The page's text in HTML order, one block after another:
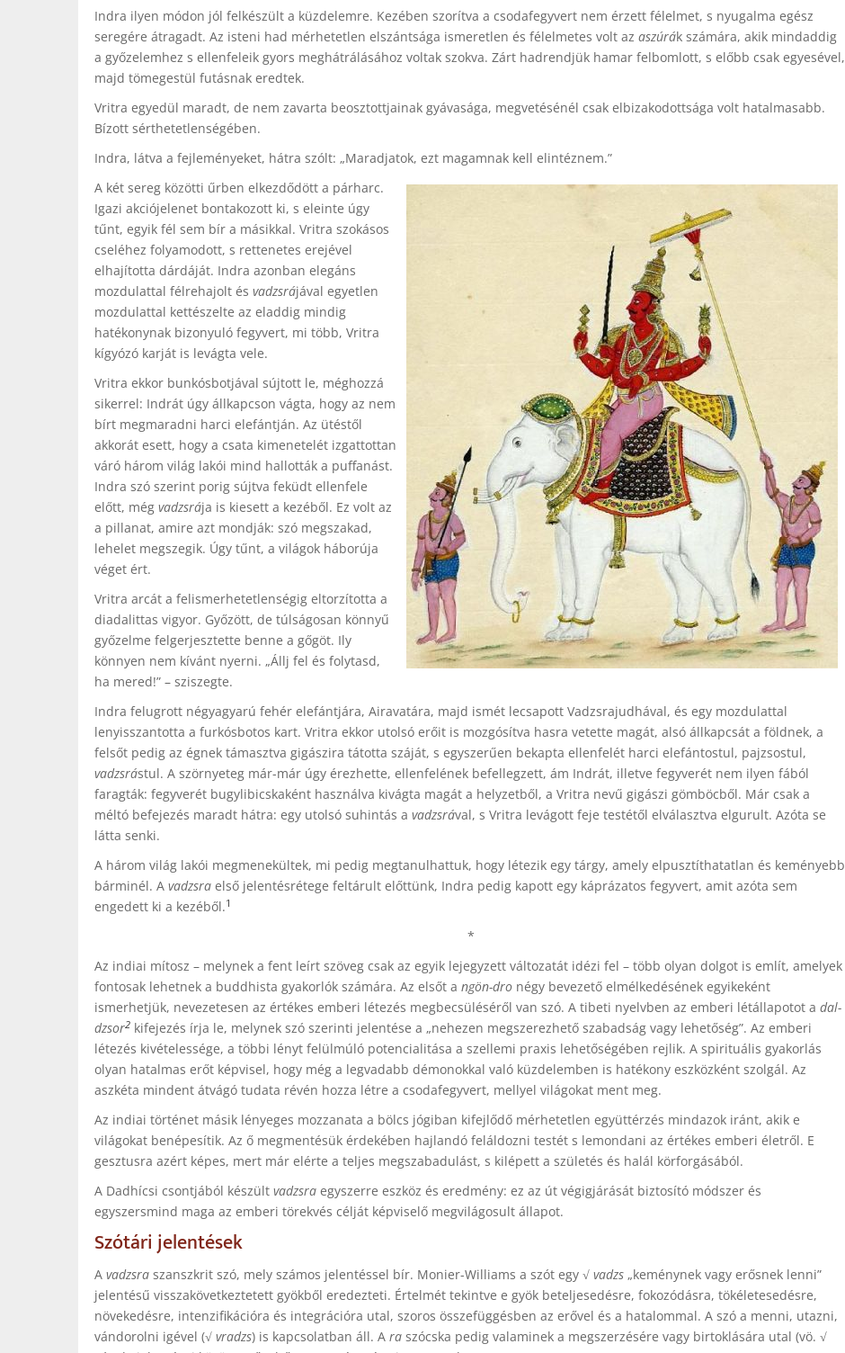
Indra ilyen módon jól felkészült a küzdelemre. Kezében szorítva a csodafegyvert nem érzett félelmet, s nyugalma egész
seregére átragadt. Az isteni had mérhetetlen elszántsága ismeretlen és félelmetes volt az aszúrák számára, akik mindaddig
a győzelemhez s ellenfeleik gyors meghátrálásához voltak szokva. Zárt hadrendjük hamar felbomlott, s előbb csak egyesével,
majd tömegestül futásnak eredtek.
Vritra egyedül maradt, de nem zavarta beosztottjainak gyávasága, megvetésénél csak elbizakodottsága volt hatalmasabb.
Bízott sérthetetlenségében.
Indra, látva a fejleményeket, hátra szólt: „Maradjatok, ezt magamnak kell elintéznem.”
A két sereg közötti űrben elkezdődött a párharc.
Igazi akciójelenet bontakozott ki, s eleinte úgy
tűnt, egyik fél sem bír a másikkal. Vritra szokásos
cseléhez folyamodott, s rettenetes erejével
elhajította dárdáját. Indra azonban elegáns
mozdulattal félrehajolt és vadzsrájával egyetlen
mozdulattal kettészelte az eladdig mindig
hatékonynak bizonyuló fegyvert, mi több, Vritra
kígyózó karját is levágta vele.
Vritra ekkor bunkósbotjával sújtott le, méghozzá
sikerrel: Indrát úgy állkapcson vágta, hogy az nem
bírt megmaradni harci elefántján. Az ütéstől
akkorát esett, hogy a csata kimenetelét izgattottan
váró három világ lakói mind hallották a puffanást.
Indra szó szerint porig sújtva feküdt ellenfele
előtt, még vadzsrája is kiesett a kezéből. Ez volt az
a pillanat, amire azt mondják: szó megszakad,
lehelet megszegik. Úgy tűnt, a világok háborúja
véget ért.
Vritra arcát a felismerhetetlenségig eltorzította a
diadalittas vigyor. Győzött, de túlságosan könnyű
győzelme felgerjesztette benne a gőgöt. Ily
könnyen nem kívánt nyerni. „Állj fel és folytasd,
ha mered!” – sziszegte.
Indra felugrott négyagyarú fehér elefántjára, Airavatára, majd ismét lecsapott Vadzsrajudhával, és egy mozdulattal
lenyisszantotta a furkósbotos kart. Vritra ekkor utolsó erőit is mozgósítva hasra vetette magát, alsó állkapcsát a földnek, a
felsőt pedig az égnek támasztva gigászira tátotta száját, s egyszerűen bekapta ellenfelét harci elefántostul, pajzsostul,
vadzsrástul. A szörnyeteg már-már úgy érezhette, ellenfelének befellegzett, ám Indrát, illetve fegyverét nem ilyen fából
faragták: fegyverét bugylibicskaként használva kivágta magát a helyzetből, a Vritra nevű gigászi gömböcből. Már csak a
méltó befejezés maradt hátra: egy utolsó suhintás a vadzsrával, s Vritra levágott feje testétől elválasztva elgurult. Azóta se
látta senki.
A három világ lakói megmenekültek, mi pedig megtanulhattuk, hogy létezik egy tárgy, amely elpusztíthatatlan és keményebb
bárminél. A vadzsra első jelentésrétege feltárult előttünk, Indra pedig kapott egy káprázatos fegyvert, amit azóta sem
engedett ki a kezéből.1
*
Az indiai mítosz – melynek a fent leírt szöveg csak az egyik lejegyzett változatát idézi fel – több olyan dolgot is említ, amelyek
fontosak lehetnek a buddhista gyakorlók számára. Az elsőt a ngön-dro négy bevezető elmélkedésének egyikeként
ismerhetjük, nevezetesen az értékes emberi létezés megbecsüléséről van szó. A tibeti nyelvben az emberi létállapotot a dal-
dzsor2 kifejezés írja le, melynek szó szerinti jelentése a „nehezen megszerezhető szabadság vagy lehetőség”. Az emberi
létezés kivételessége, a többi lényt felülmúló potencialitása a szellemi praxis lehetőségében rejlik. A spirituális gyakorlás
olyan hatalmas erőt képvisel, hogy még a legvadabb démonokkal való küzdelemben is hatékony eszközként szolgál. Az
aszkéta mindent átvágó tudata révén hozza létre a csodafegyvert, mellyel világokat ment meg.
Az indiai történet másik lényeges mozzanata a bölcs jógiban kifejlődő mérhetetlen együttérzés mindazok iránt, akik e
világokat benépesítik. Az ő megmentésük érdekében hajlandó feláldozni testét s lemondani az értékes emberi életről. E
gesztusra azért képes, mert már elérte a teljes megszabadulást, s kilépett a születés és halál körforgásából.
A Dadhícsi csontjából készült vadzsra egyszerre eszköz és eredmény: ez az út végigjárását biztosító módszer és
egyszersmind maga az emberi törekvés célját képviselő megvilágosult állapot.
Szótári jelentések
A vadzsra szanszkrit szó, mely számos jelentéssel bír. Monier-Williams a szót egy √ vadzs „keménynek vagy erősnek lenni”
jelentésű visszakövetkeztetett gyökből eredezteti. Értelmét tekintve e gyök beteljesedésre, fokozódásra, tökéletesedésre,
növekedésre, intenzifikációra és integrációra utal, szoros összefüggésben az erővel és a hatalommal. A szó a menni, utazni,
vándorolni igével (√ vradzs) is kapcsolatban áll. A ra szócska pedig valaminek a megszerzésére vagy birtoklására utal (vö. √